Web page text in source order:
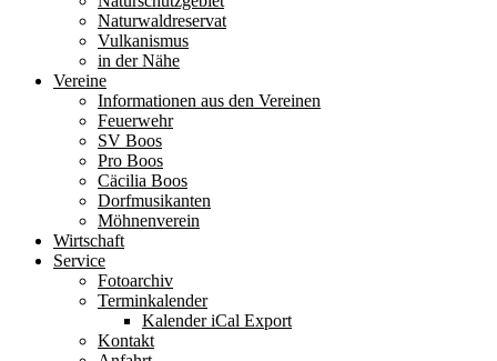
Naturwaldreservat
Vulkanismus
in der Nähe
Vereine
Informationen aus den Vereinen
Feuerwehr
SV Boos
Pro Boos
Cäcilia Boos
Dorfmusikanten
Möhnenverein
Wirtschaft
Service
Fotoarchiv
Terminkalender
Kalender iCal Export
Kontakt